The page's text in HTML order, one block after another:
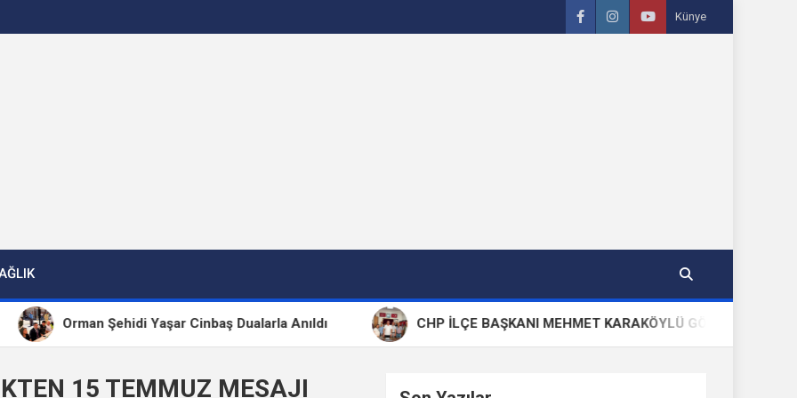
Künye
Orman Şehidi Yaşar Cinbaş Dualarla Anıldı CHP İLÇE BAŞKANI MEHMET KARAKÖYLÜ GÖREVİNDEN VE
15 TEMMUZ MESAJI